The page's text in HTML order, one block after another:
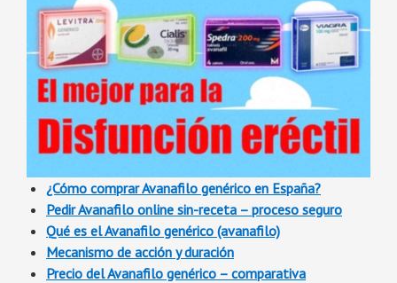
¿Cómo comprar Avanafilo genérico en España?
Pedir Avanafilo online sin-receta – proceso seguro
Qué es el Avanafilo genérico (avanafilo)
Mecanismo de acción y duración
Precio del Avanafilo genérico – comparativa